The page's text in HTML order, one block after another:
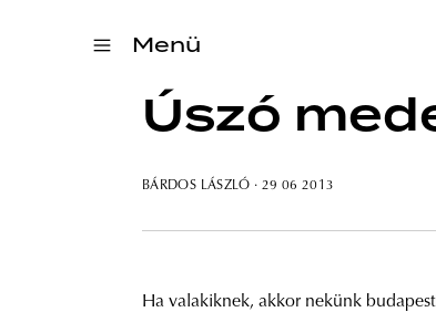
Menü
Úszó
BÁRDOS LÁSZLÓ · 29 06 2013
Ha valakiknek, akkor nekünk